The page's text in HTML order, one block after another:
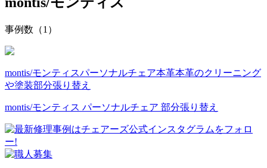
事例数（1）
montis/モンティスパーソナルチェア本革本革のクリーニング
や塗装部分張り替え
montis/モンティス パーソナルチェア 部分張り替え